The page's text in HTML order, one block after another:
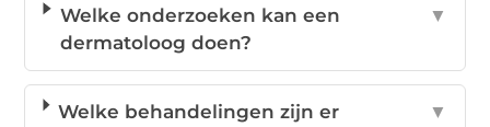
Welke onderzoeken kan een
dermatoloog doen?
▼
Welke behandelingen zijn er
▼